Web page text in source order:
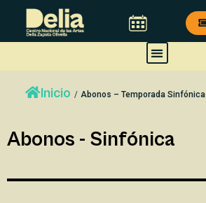
M
n
Inicio / Abonos – Temporada Sinfónica
Abonos - Sinfónica